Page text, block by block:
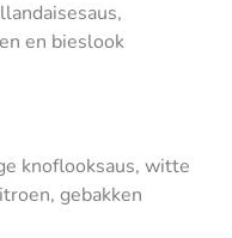
en bieslook
knoflooksaus, witte
gebakken